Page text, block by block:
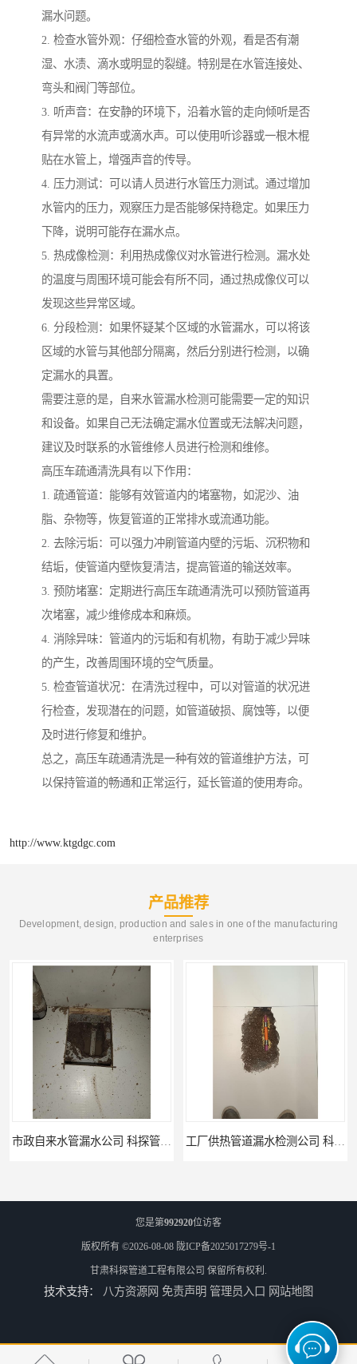
漏水问题。
2. 检查水管外观：仔细检查水管的外观，看是否有潮
湿、水渍、滴水或明显的裂缝。特别是在水管连接处、
弯头和阀门等部位。
3. 听声音：在安静的环境下，沿着水管的走向倾听是否
有异常的水流声或滴水声。可以使用听诊器或一根木棍
贴在水管上，增强声音的传导。
4. 压力测试：可以请人员进行水管压力测试。通过增加
水管内的压力，观察压力是否能够保持稳定。如果压力
下降，说明可能存在漏水点。
5. 热成像检测：利用热成像仪对水管进行检测。漏水处
的温度与周围环境可能会有所不同，通过热成像仪可以
发现这些异常区域。
6. 分段检测：如果怀疑某个区域的水管漏水，可以将该
区域的水管与其他部分隔离，然后分别进行检测，以确
定漏水的具置。
需要注意的是，自来水管漏水检测可能需要一定的知识
和设备。如果自己无法确定漏水位置或无法解决问题，
建议及时联系的水管维修人员进行检测和维修。
高压车疏通清洗具有以下作用：
1. 疏通管道：能够有效管道内的堵塞物，如泥沙、油
脂、杂物等，恢复管道的正常排水或流通功能。
2. 去除污垢：可以强力冲刷管道内壁的污垢、沉积物和
结垢，使管道内壁恢复清洁，提高管道的输送效率。
3. 预防堵塞：定期进行高压车疏通清洗可以预防管道再
次堵塞，减少维修成本和麻烦。
4. 消除异味：管道内的污垢和有机物，有助于减少异味
的产生，改善周围环境的空气质量。
5. 检查管道状况：在清洗过程中，可以对管道的状况进
行检查，发现潜在的问题，如管道破损、腐蚀等，以便
及时进行修复和维护。
总之，高压车疏通清洗是一种有效的管道维护方法，可
以保持管道的畅通和正常运行，延长管道的使用寿命。
http://www.ktgdgc.com
产品推荐
Development, design, production and sales in one of the manufacturing
enterprises
市政自来水管漏水公司 科探管道工程 工厂供热管道漏水检测公司 科探管道工程
公司仪器测漏电话 科探管道工程 工厂管道工程 科探管道工程
您是第992920位访客
版权所有 ©2026-08-08 陇ICP备2025017279号-1
甘肃科探管道工程有限公司 保留所有权利.
技术支持： 八方资源网 免责声明 管理员入口 网站地图